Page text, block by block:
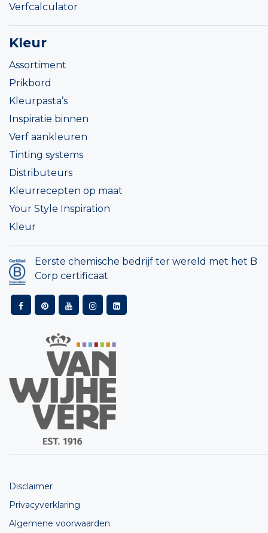
Verfcalculator
Kleur
Assortiment
Prikbord
Kleurpasta’s
Inspiratie binnen
Verf aankleuren
Tinting systems
Distributeurs
Kleurrecepten op maat
Your Style Inspiration
Kleur
Eerste chemische bedrijf ter wereld met het B
Corp certificaat
Disclaimer
Privacyverklaring
Algemene voorwaarden